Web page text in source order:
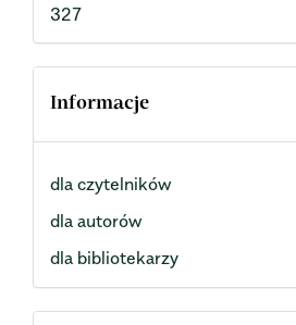
327
Informacje
dla czytelników
dla autorów
dla bibliotekarzy